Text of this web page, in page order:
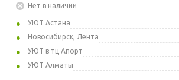
Нет в наличии
УЮТ Астана
Новосибирск, Лента
УЮТ в тц Апорт
УЮТ Алматы